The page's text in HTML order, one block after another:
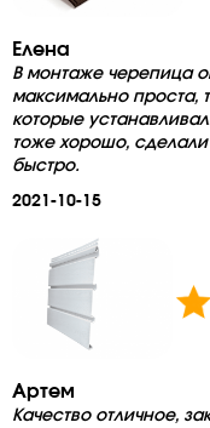
Елена
В монтаже черепица
максимально проста,
которые
тоже хорошо, сделали
быстро.
2021-10-15
Артем
Качество отличное,